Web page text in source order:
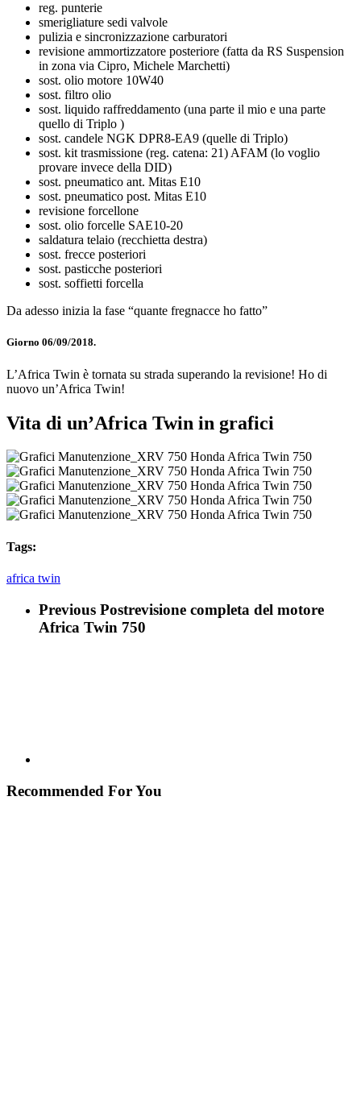
reg. punterie
smerigliature sedi valvole
pulizia e sincronizzazione carburatori
revisione ammortizzatore posteriore (fatta da RS Suspension
in zona via Cipro, Michele Marchetti)
sost. olio motore 10W40
sost. filtro olio
sost. liquido raffreddamento (una parte il mio e una parte
quello di Triplo )
sost. candele NGK DPR8-EA9 (quelle di Triplo)
sost. kit trasmissione (reg. catena: 21) AFAM (lo voglio
provare invece della DID)
sost. pneumatico ant. Mitas E10
sost. pneumatico post. Mitas E10
revisione forcellone
sost. olio forcelle SAE10-20
saldatura telaio (recchietta destra)
sost. frecce posteriori
sost. pasticche posteriori
sost. soffietti forcella
Da adesso inizia la fase “quante fregnacce ho fatto”
Giorno 06/09/2018.
L’Africa Twin è tornata su strada superando la revisione! Ho di
nuovo un’Africa Twin!
Vita di un’Africa Twin in grafici
Tags:
africa twin
Previous Postrevisione completa del motore
Africa Twin 750
Recommended For You